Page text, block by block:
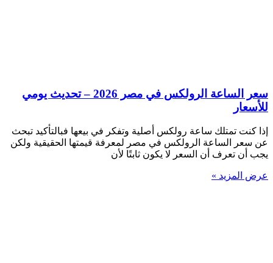
سعر الساعة الرولكس في مصر 2026 – تحديث يومي
للأسعار
إذا كنت تمتلك ساعة رولكس أصلية وتفكر في بيعها فبالتأكيد تبحث
عن سعر الساعة الرولكس في مصر لمعرفة قيمتها الحقيقية ولكن
يجب أن تعرف أن السعر لا يكون ثابتًا لأن
عرض المزيد »